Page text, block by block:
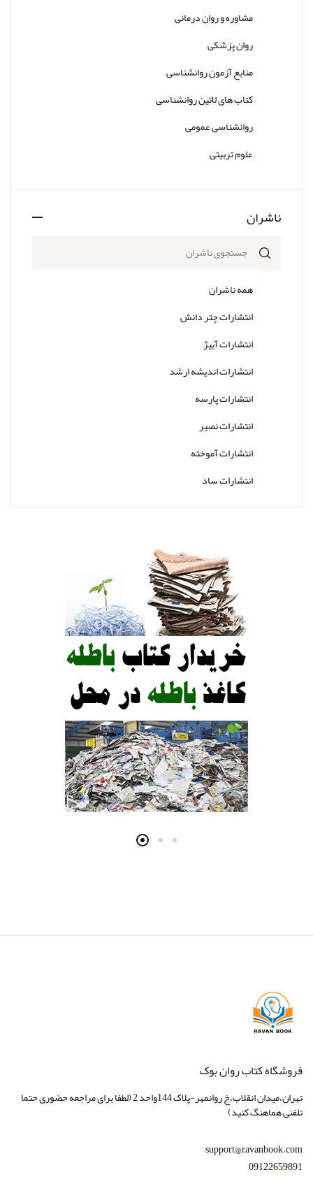
مشاوره و روان درمانی
روان پزشکی
منابع آزمون روانشناسی
کتاب های لاتین روانشناسی
روانشناسی عمومی
علوم تربیتی
ناشران
همه ناشران
انتشارات چتر دانش
انتشارات آییژ
انتشارات اندیشه ارشد
انتشارات پارسه
انتشارات نصیر
انتشارات آموخته
انتشارات ساد
انتشارات کتاب جوانان
انتشارات پوران پژوهش
انتشارات رشد
انتشارات روان
انتشارات ساوالان
انتشارات سمت
انتشارات ویرایش
انتشارات ابن سینا
انتشارات ارسباران
انتشارات دانژه
انتشارات نشر نی
انتشارات امیرکبیر
انتشارات بعثت
انتشارات بینش نو
فروشگاه کتاب روان بوک
تهران،میدان انقلاب،خ روانمهر-پلاک 144واحد 2 (لطفا برای مراجعه حضوری حتما
تلفنی هماهنگ کنید)
support@ravanbook.com
09122659891